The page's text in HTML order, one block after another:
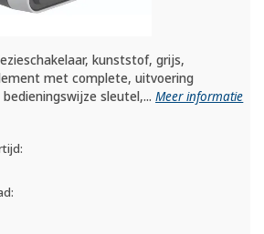
kunststof, grijs,
met complete, uitvoering
bedieningswijze sleutel,...Meer informatie